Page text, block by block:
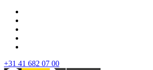
+31 41 682 07 00